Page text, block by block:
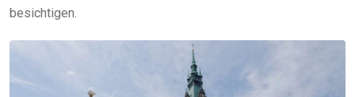
besichtigen.